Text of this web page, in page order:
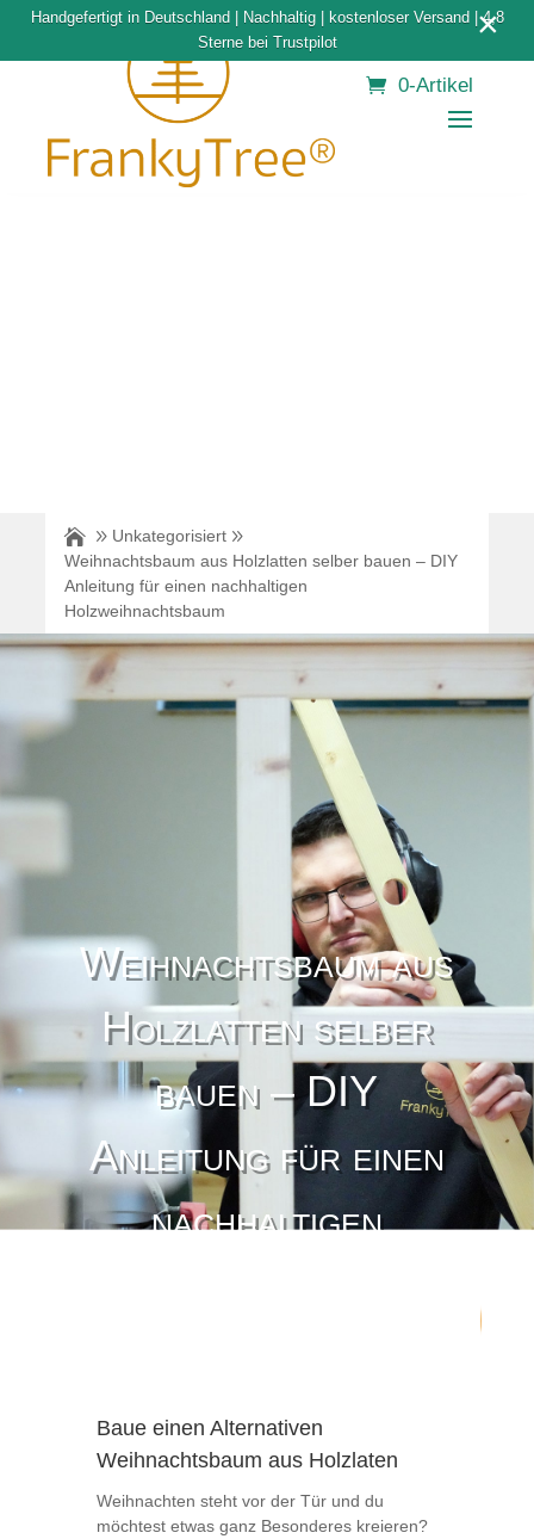
Handgefertigt in Deutschland | Nachhaltig | kostenloser Versand | 4,8
Sterne bei Trustpilot
×
0-Artikel
Unkategorisiert
Weihnachtsbaum aus Holzlatten selber bauen – DIY
Anleitung für einen nachhaltigen
Holzweihnachtsbaum
Weihnachtsbaum aus
Holzlatten selber
bauen – DIY
Anleitung für einen
nachhaltigen
Baue einen Alternativen
Weihnachtsbaum aus Holzlaten
Weihnachten steht vor der Tür und du
möchtest etwas ganz Besonderes kreieren?